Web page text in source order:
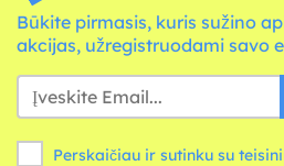
Būkite pirmasis, kuris sužino
akcijas, užregistruodami savo
Perskaičiau ir sutinku su